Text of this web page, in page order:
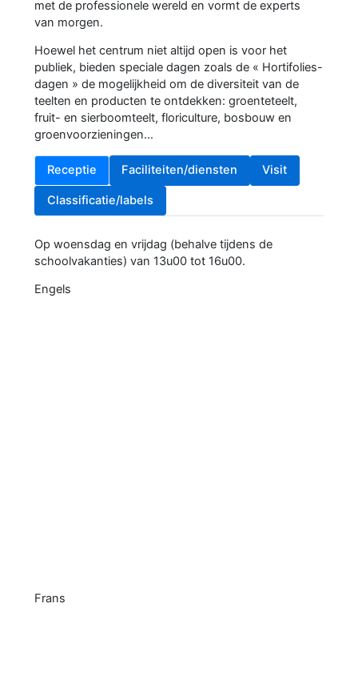
met de professionele wereld en vormt de experts
van morgen.
Hoewel het centrum niet altijd open is voor het
publiek, bieden speciale dagen zoals de « Hortifolies-
dagen » de mogelijkheid om de diversiteit van de
teelten en producten te ontdekken: groenteteelt,
fruit- en sierboomteelt, floriculture, bosbouw en
groenvoorzieningen…
Receptie Faciliteiten/diensten Visit
Classificatie/labels
Op woensdag en vrijdag (behalve tijdens de
schoolvakanties) van 13u00 tot 16u00.
Engels
Frans